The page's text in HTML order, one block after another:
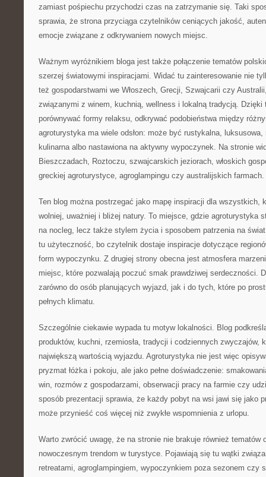
zamiast pośpiechu przychodzi czas na zatrzymanie się. Taki
sprawia, że strona przyciąga czytelników ceniących jakość,
emocje związane z odkrywaniem nowych miejsc.
Ważnym wyróżnikiem bloga jest także połączenie tematów
szerzej światowymi inspiracjami. Widać tu zainteresowanie nie
też gospodarstwami we Włoszech, Grecji, Szwajcarii czy
związanymi z winem, kuchnią, wellness i lokalną tradycją.
porównywać formy relaksu, odkrywać podobieństwa między
agroturystyka ma wiele odsłon: może być rustykalna,
kulinarna albo nastawiona na aktywny wypoczynek. Na stronie
Bieszczadach, Roztoczu, szwajcarskich jeziorach, włoskich
greckiej agroturystyce, agroglampingu czy australijskich farmach.
Ten blog można postrzegać jako mapę inspiracji dla wszystkich,
wolniej, uważniej i bliżej natury. To miejsce, gdzie agroturystyka
na nocleg, lecz także stylem życia i sposobem patrzenia na
tu użyteczność, bo czytelnik dostaje inspiracje dotyczące
form wypoczynku. Z drugiej strony obecna jest atmosfera
miejsc, które pozwalają poczuć smak prawdziwej serdeczności.
zarówno do osób planujących wyjazd, jak i do tych, które po
pełnych klimatu.
Szczególnie ciekawie wypada tu motyw lokalności. Blog
produktów, kuchni, rzemiosła, tradycji i codziennych zwyczajów,
największą wartością wyjazdu. Agroturystyka nie jest więc
pryzmat łóżka i pokoju, ale jako pełne doświadczenie:
win, rozmów z gospodarzami, obserwacji pracy na farmie czy
sposób prezentacji sprawia, że każdy pobyt na wsi jawi się jako
może przynieść coś więcej niż zwykłe wspomnienia z urlopu.
Warto zwrócić uwagę, że na stronie nie brakuje również tematów
nowoczesnym trendom w turystyce. Pojawiają się tu wątki
retreatami, agroglampingiem, wypoczynkiem poza sezonem czy